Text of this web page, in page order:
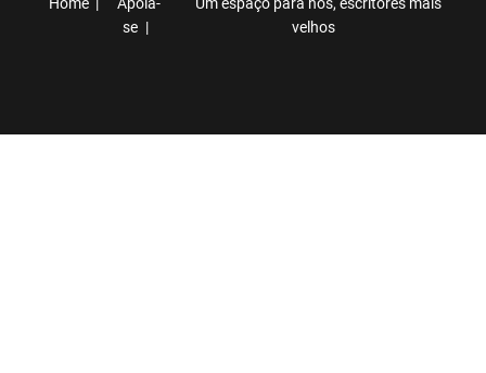
Home
Apoia-
se
Um espaço para nós, escritores mais
velhos